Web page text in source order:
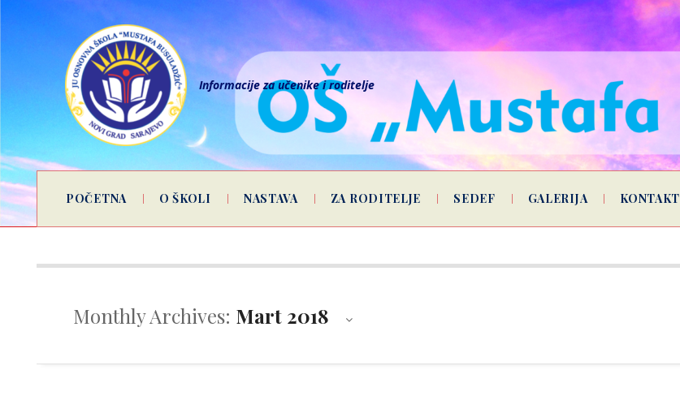
Informacije za učenike i roditelje
POČETNA O ŠKOLI NASTAVA ZA RODITELJE SEDEF GALERIJA KONTAKT
Monthly Archives: Mart 2018